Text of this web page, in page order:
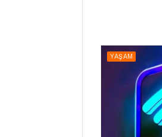
YAŞAM